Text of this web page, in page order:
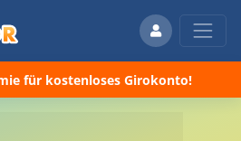
für kostenloses Girokonto!